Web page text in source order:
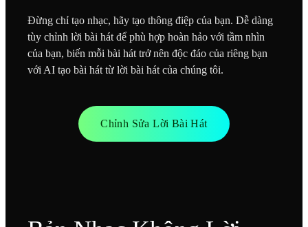
Đừng chỉ tạo nhạc, hãy tạo thông điệp của bạn. Dễ dàng
tùy chỉnh lời bài hát để phù hợp hoàn hảo với tầm nhìn
của bạn, biến mỗi bài hát trở nên độc đáo của riêng bạn
với AI tạo bài hát từ lời bài hát của chúng tôi.
Chỉnh Sửa Lời Bài Hát